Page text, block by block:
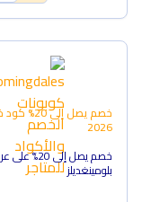
خصم يصل إلى 20% كود
2026
خصم يصل إلى
بلومينغديلز